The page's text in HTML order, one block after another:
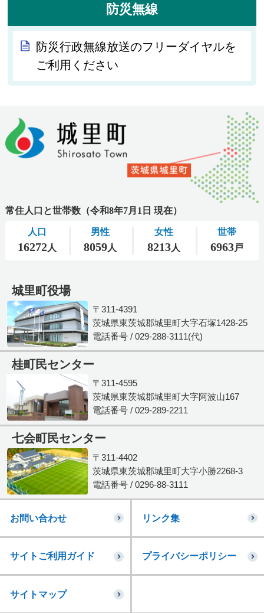
防災無線
防災行政無線放送のフリーダイヤルを
ご利用ください
城里町役場
〒311-4391
茨城県東茨城郡城里町大字石塚1428-25
電話番号 / 029-288-3111(代)
桂町民センター
〒311-4595
茨城県東茨城郡城里町大字阿波山167
電話番号 / 029-289-2211
七会町民センター
〒311-4402
茨城県東茨城郡城里町大字小勝2268-3
電話番号 / 0296-88-3111
お問い合わせ リンク集
サイトご利用ガイド プライバシーポリシー
サイトマップ